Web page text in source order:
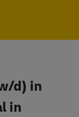
d) in
in